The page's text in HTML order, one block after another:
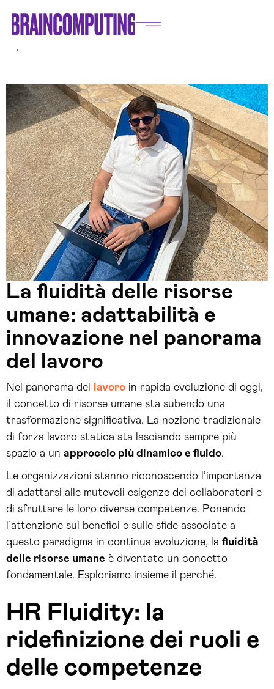
Home/ Blog/Brain Culture/
La fluidità delle risorse umane: adattabilità e innovazione
La fluidità delle risorse
umane: adattabilità e
innovazione nel panorama
del lavoro
Nel panorama del lavoro in rapida evoluzione di oggi,
il concetto di risorse umane sta subendo una
trasformazione significativa. La nozione tradizionale
di forza lavoro statica sta lasciando sempre più
spazio a un approccio più dinamico e fluido.
Le organizzazioni stanno riconoscendo l’importanza
di adattarsi alle mutevoli esigenze dei collaboratori e
di sfruttare le loro diverse competenze. Ponendo
l’attenzione sui benefici e sulle sfide associate a
questo paradigma in continua evoluzione, la fluidità
delle risorse umane è diventato un concetto
fondamentale. Esploriamo insieme il perché.
HR Fluidity: la
ridefinizione dei ruoli e
delle competenze